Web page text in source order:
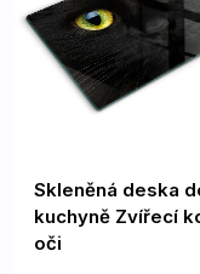
Skleněná deska
kuchyně Zvířecí
oči